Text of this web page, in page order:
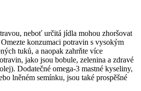
neboť určitá jídla mohou zhoršovat
konzumaci potravin s vysokým
tuků, a naopak zahrňte více
jako jsou bobule, zelenina a zdravé
Dodatečné omega-3 mastné kyseliny,
lněném semínku, jsou také prospěšné